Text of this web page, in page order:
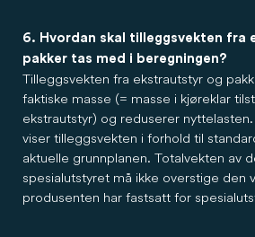
6. Hvordan skal tilleggsvekten fra
pakker tas med i beregningen?
Tilleggsvekten fra ekstrautstyr og
faktiske masse (= masse i kjøreklar
ekstrautstyr) og reduserer
viser tilleggsvekten i forhold til
aktuelle grunnplanen. Totalvekten av
spesialutstyret må ikke overstige den
produsenten har fastsatt for